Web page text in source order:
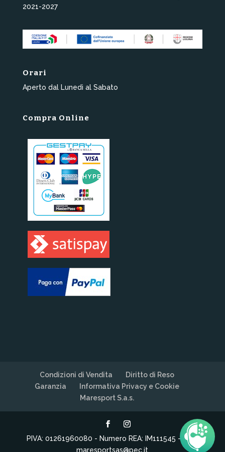
2021-2027
Orari
Aperto dal Lunedì al Sabato
Compra Online
Condizioni di Vendita
Diritto di Reso
Garanzia
Informativa Privacy e Cookie
Maresport S.a.s.
PIVA: 01261960080 - Numero REA: IM111545 - PEC:
maresportsas@pec.it